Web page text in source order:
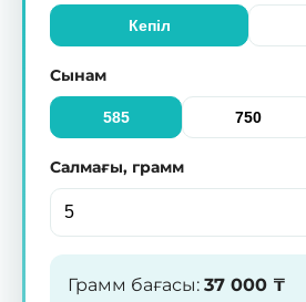
Кепіл
Сынам
585 750
Салмағы, грамм
Грамм бағасы: 37 000 ₸